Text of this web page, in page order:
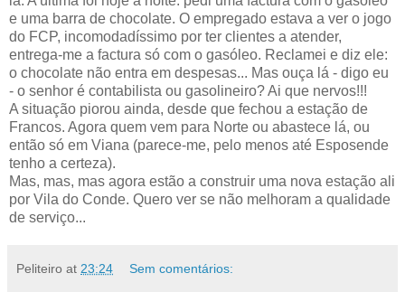
e uma barra de chocolate. O empregado estava a ver o jogo
do FCP, incomodadíssimo por ter clientes a atender,
entrega-me a factura só com o gasóleo. Reclamei e diz ele:
o chocolate não entra em despesas... Mas ouça lá - digo eu
- o senhor é contabilista ou gasolineiro? Ai que nervos!!!
A situação piorou ainda, desde que fechou a estação de
Francos. Agora quem vem para Norte ou abastece lá, ou
então só em Viana (parece-me, pelo menos até Esposende
tenho a certeza).
Mas, mas, mas agora estão a construir uma nova estação ali
por Vila do Conde. Quero ver se não melhoram a qualidade
de serviço...
Peliteiro at 23:24 Sem comentários: